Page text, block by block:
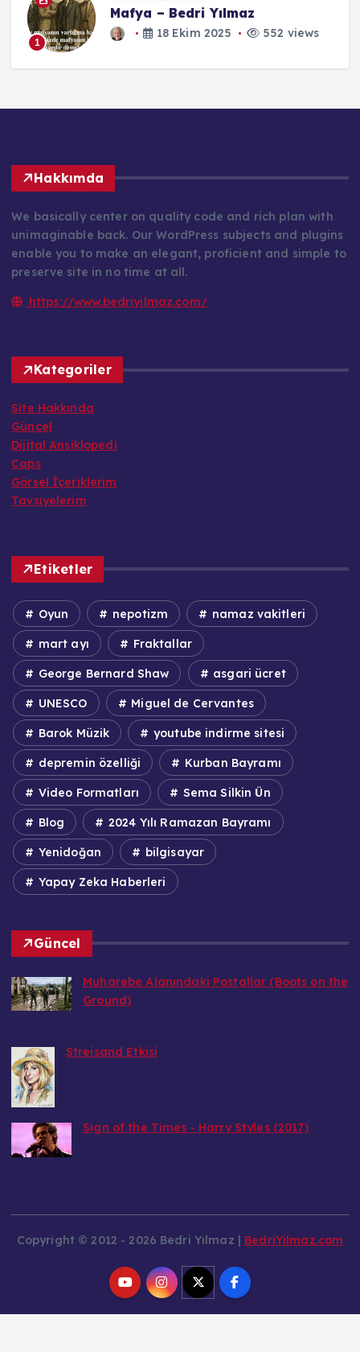
1
Mafya – Bedri Yılmaz
18 Ekim 2025 552 views
Hakkımda
We basically center on quality code and rich plan with
unimaginable back. Our WordPress subjects and plugins
enable you to make an elegant, proficient and simple to
preserve site in no time at all.
https://www.bedriyilmaz.com/
Kategoriler
Site Hakkında
Güncel
Dijital Ansiklopedi
Caps
Görsel İçeriklerim
Tavsiyelerim
Etiketler
Oyun nepotizm namaz vakitleri
mart ayı Fraktallar
George Bernard Shaw asgari ücret
UNESCO Miguel de Cervantes
Barok Müzik youtube indirme sitesi
depremin özelliği Kurban Bayramı
Video Formatları Sema Silkin Ün
Blog 2024 Yılı Ramazan Bayramı
Yenidoğan bilgisayar
Yapay Zeka Haberleri
Güncel
Muharebe Alanındaki Postallar (Boots on the
Ground)
Streisand Etkisi
Sign of the Times - Harry Styles (2017)
Copyright © 2012 - 2026 Bedri Yılmaz | BedriYilmaz.com